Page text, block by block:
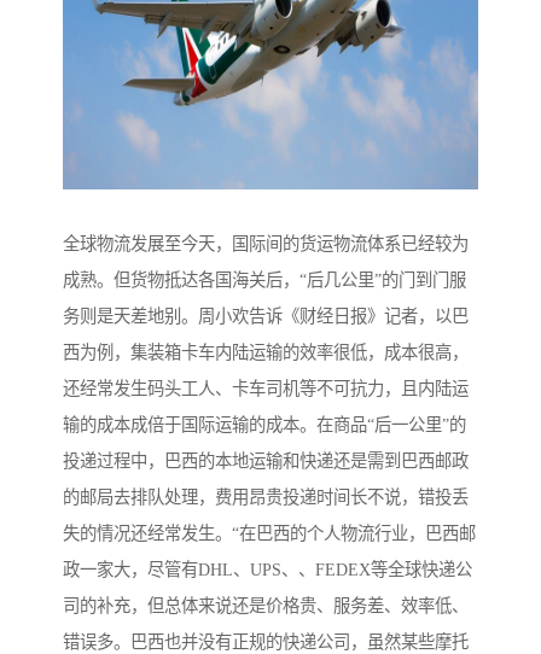
全球物流发展至今天，国际间的货运物流体系已经较为
成熟。但货物抵达各国海关后，“后几公里”的门到门服
务则是天差地别。周小欢告诉《财经日报》记者，以巴
西为例，集装箱卡车内陆运输的效率很低，成本很高，
还经常发生码头工人、卡车司机等不可抗力，且内陆运
输的成本成倍于国际运输的成本。在商品“后一公里”的
投递过程中，巴西的本地运输和快递还是需到巴西邮政
的邮局去排队处理，费用昂贵投递时间长不说，错投丢
失的情况还经常发生。“在巴西的个人物流行业，巴西邮
政一家大，尽管有DHL、UPS、、FEDEX等全球快递公
司的补充，但总体来说还是价格贵、服务差、效率低、
错误多。巴西也并没有正规的快递公司，虽然某些摩托